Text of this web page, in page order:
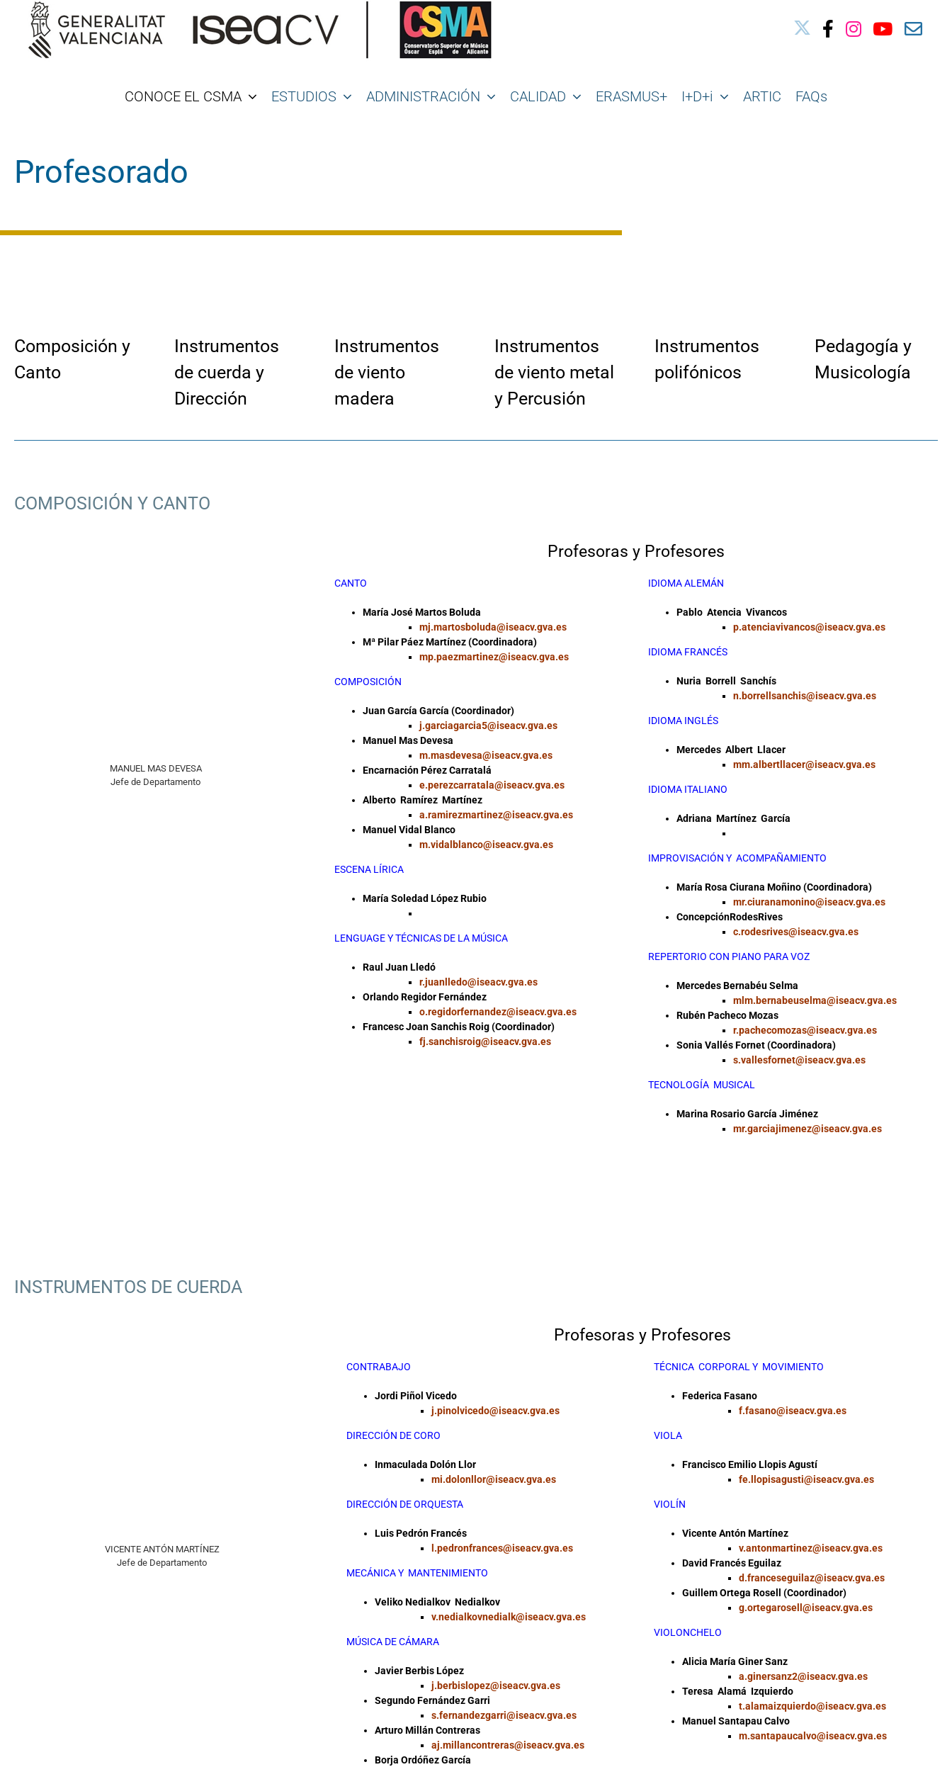
contenido
CONOCE EL CSMA ESTUDIOS ADMINISTRACIÓN CALIDAD ERASMUS+ I+D+i ARTIC FAQs
Profesorado
Composición y
Canto
Instrumentos
de cuerda y
Dirección
Instrumentos
de viento
madera
Instrumentos
de viento metal
y Percusión
Instrumentos
polifónicos
Pedagogía y
Musicología
COMPOSICIÓN Y CANTO
MANUEL MAS DEVESA
Jefe de Departamento
Profesoras y Profesores
CANTO
María José Martos Boluda
mj.martosboluda@iseacv.gva.es
Mª Pilar Páez Martínez (Coordinadora)
mp.paezmartinez@iseacv.gva.es
COMPOSICIÓN
Juan García García (Coordinador)
j.garciagarcia5@iseacv.gva.es
Manuel Mas Devesa
m.masdevesa@iseacv.gva.es
Encarnación Pérez Carratalá
e.perezcarratala@iseacv.gva.es
Alberto Ramírez Martínez
a.ramirezmartinez@iseacv.gva.es
Manuel Vidal Blanco
m.vidalblanco@iseacv.gva.es
ESCENA LÍRICA
María Soledad López Rubio
LENGUAGE Y TÉCNICAS DE LA MÚSICA
Raul Juan Lledó
r.juanlledo@iseacv.gva.es
Orlando Regidor Fernández
o.regidorfernandez@iseacv.gva.es
Francesc Joan Sanchis Roig (Coordinador)
fj.sanchisroig@iseacv.gva.es
IDIOMA ALEMÁN
Pablo Atencia Vivancos
p.atenciavivancos@iseacv.gva.es
IDIOMA FRANCÉS
Nuria Borrell Sanchís
n.borrellsanchis@iseacv.gva.es
IDIOMA INGLÉS
Mercedes Albert Llacer
mm.albertllacer@iseacv.gva.es
IDIOMA ITALIANO
Adriana Martínez García
IMPROVISACIÓN Y ACOMPAÑAMIENTO
María Rosa Ciurana Moñino (Coordinadora)
mr.ciuranamonino@iseacv.gva.es
ConcepciónRodesRives
c.rodesrives@iseacv.gva.es
REPERTORIO CON PIANO PARA VOZ
Mercedes Bernabéu Selma
mlm.bernabeuselma@iseacv.gva.es
Rubén Pacheco Mozas
r.pachecomozas@iseacv.gva.es
Sonia Vallés Fornet (Coordinadora)
s.vallesfornet@iseacv.gva.es
TECNOLOGÍA MUSICAL
Marina Rosario García Jiménez
mr.garciajimenez@iseacv.gva.es
INSTRUMENTOS DE CUERDA
VICENTE ANTÓN MARTÍNEZ
Jefe de Departamento
Profesoras y Profesores
CONTRABAJO
Jordi Piñol Vicedo
j.pinolvicedo@iseacv.gva.es
DIRECCIÓN DE CORO
Inmaculada Dolón Llor
mi.dolonllor@iseacv.gva.es
DIRECCIÓN DE ORQUESTA
Luis Pedrón Francés
l.pedronfrances@iseacv.gva.es
MECÁNICA Y MANTENIMIENTO
Veliko Nedialkov Nedialkov
v.nedialkovnedialk@iseacv.gva.es
MÚSICA DE CÁMARA
Javier Berbis López
j.berbislopez@iseacv.gva.es
Segundo Fernández Garri
s.fernandezgarri@iseacv.gva.es
Arturo Millán Contreras
aj.millancontreras@iseacv.gva.es
Borja Ordóñez García
TÉCNICA CORPORAL Y MOVIMIENTO
Federica Fasano
f.fasano@iseacv.gva.es
VIOLA
Francisco Emilio Llopis Agustí
fe.llopisagusti@iseacv.gva.es
VIOLÍN
Vicente Antón Martínez
v.antonmartinez@iseacv.gva.es
David Francés Eguilaz
d.franceseguilaz@iseacv.gva.es
Guillem Ortega Rosell (Coordinador)
g.ortegarosell@iseacv.gva.es
VIOLONCHELO
Alicia María Giner Sanz
a.ginersanz2@iseacv.gva.es
Teresa Alamá Izquierdo
t.alamaizquierdo@iseacv.gva.es
Manuel Santapau Calvo
m.santapaucalvo@iseacv.gva.es